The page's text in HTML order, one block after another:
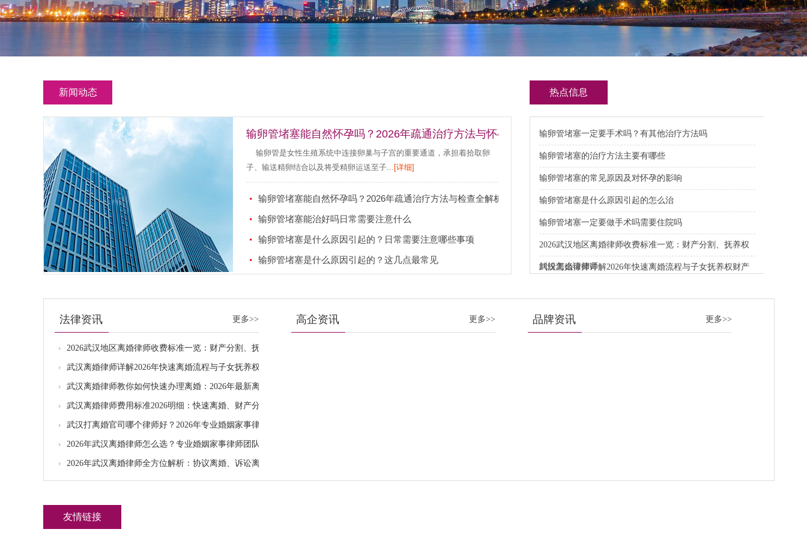
新闻动态
输卵管堵塞能自然怀孕吗？2026年疏通治疗方法与怀孕几率详解
输卵管是女性生殖系统中连接卵巢与子宫的重要通道，承担着拾取卵
子、输送精卵结合以及将受精卵运送至子... [详细]
输卵管堵塞能自然怀孕吗？2026年疏通治疗方法与检查全解析
输卵管堵塞能治好吗日常需要注意什么
输卵管堵塞是什么原因引起的？日常需要注意哪些事项
输卵管堵塞是什么原因引起的？这几点最常见
热点信息
输卵管堵塞一定要手术吗？有其他治疗方法吗
输卵管堵塞的治疗方法主要有哪些
输卵管堵塞的常见原因及对怀孕的影响
输卵管堵塞是什么原因引起的怎么治
输卵管堵塞一定要做手术吗需要住院吗
2026武汉地区离婚律师收费标准一览：财产分割、抚养权
纠纷怎么请律师
武汉离婚律师详解2026年快速离婚流程与子女抚养权财产
法律资讯 更多>>
2026武汉地区离婚律师收费标准一览：财产分割、抚养权纠纷怎么请律师
武汉离婚律师详解2026年快速离婚流程与子女抚养权财产分割关键要点
武汉离婚律师教你如何快速办理离婚：2026年最新离婚流程与准备材料清单
武汉离婚律师费用标准2026明细：快速离婚、财产分割、孩子抚养权全解析
武汉打离婚官司哪个律师好？2026年专业婚姻家事律师团队对比推荐
2026年武汉离婚律师怎么选？专业婚姻家事律师团队，免费咨询解答离婚流程与财产分割要点
2026年武汉离婚律师全方位解析：协议离婚、诉讼离婚流程与费用须知
高企资讯 更多>> 品牌资讯 更多>>
友情链接